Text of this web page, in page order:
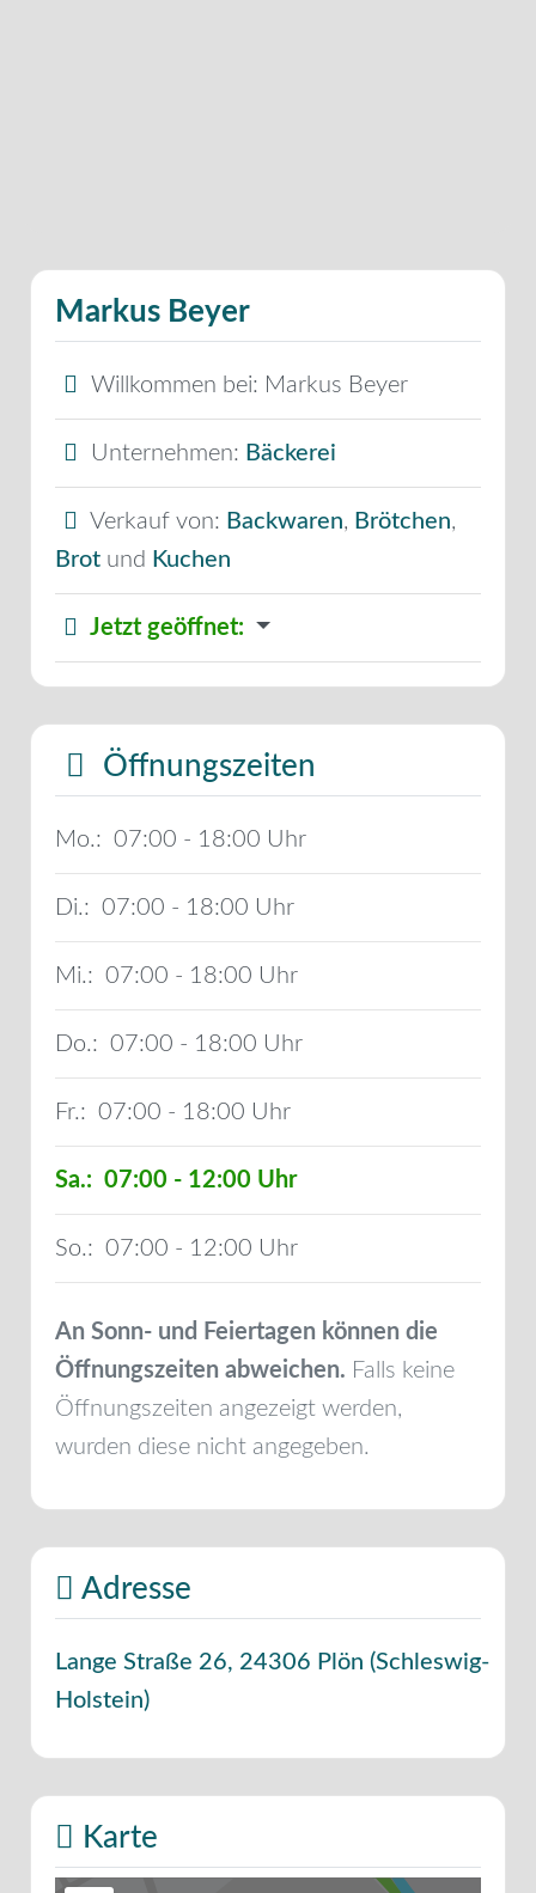
Markus Beyer
Willkommen bei: Markus Beyer
Unternehmen: Bäckerei
Verkauf von: Backwaren, Brötchen,
Brot und Kuchen
Jetzt geöffnet:
Öffnungszeiten
Mo.: 07:00 - 18:00
Di.: 07:00 - 18:00
Mi.: 07:00 - 18:00
Do.: 07:00 - 18:00
Fr.: 07:00 - 18:00
Sa.: 07:00 - 12:00
So.: 07:00 - 12:00
An Sonn- und Feiertagen können die
Öffnungszeiten abweichen. Falls keine
Öffnungszeiten angezeigt werden,
wurden diese nicht angegeben.
Adresse
Lange Straße 26, 24306 Plön (Schleswig-
Holstein)
Karte